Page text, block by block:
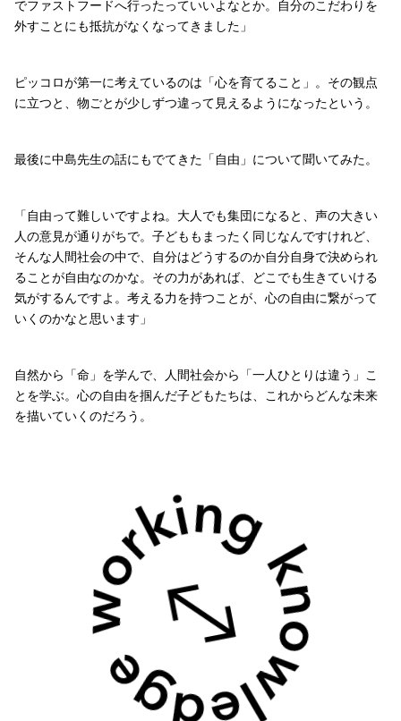
でファストフードへ行ったっていいよなとか。自分のこだわりを
外すことにも抵抗がなくなってきました」
ピッコロが第一に考えているのは「心を育てること」。その観点
に立つと、物ごとが少しずつ違って見えるようになったという。
最後に中島先生の話にもでてきた「自由」について聞いてみた。
「自由って難しいですよね。大人でも集団になると、声の大きい
人の意見が通りがちで。子どももまったく同じなんですけれど、
そんな人間社会の中で、自分はどうするのか自分自身で決められ
ることが自由なのかな。その力があれば、どこでも生きていける
気がするんですよ。考える力を持つことが、心の自由に繋がって
いくのかなと思います」
自然から「命」を学んで、人間社会から「一人ひとりは違う」こ
とを学ぶ。心の自由を掴んだ子どもたちは、これからどんな未来
を描いていくのだろう。